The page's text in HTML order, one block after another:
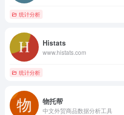
统计分析
Histats
www.histats.com
统计分析
物托帮
中文外贸商品数据分析工具